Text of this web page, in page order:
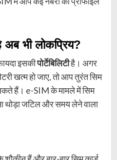
भी लोकप्रिय?
इसकीपोर्टेबिलिटीहै। अगर
खत्म हो जाए, तो आप तुरंत सिम
हैं। e-SIM के मामले में सिम
थोड़ा जटिल और समय लेने वाला